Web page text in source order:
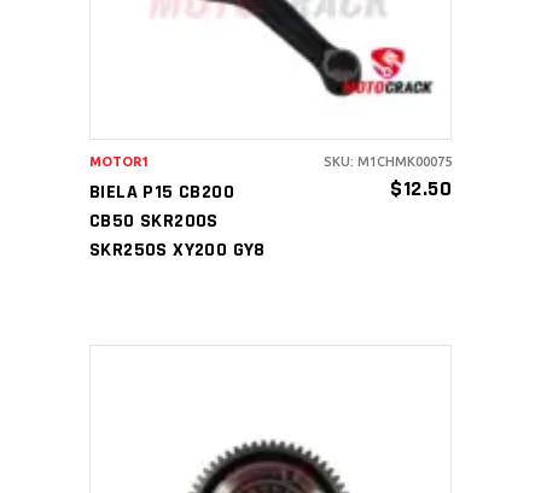
BIELA P15 CB200
CB50 SKR200S
SKR250S XY200 GY8
$12.50
MOTOR1 SKU: M1CHMK00075